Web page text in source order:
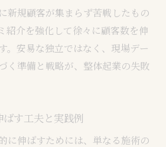
新規顧客が集まらず苦戦したもの
紹介を強化して徐々に顧客数を伸
。安易な独立ではなく、現場デー
く準備と戦略が、整体起業の失敗
す工夫と実践例
に伸ばすためには、単なる施術の